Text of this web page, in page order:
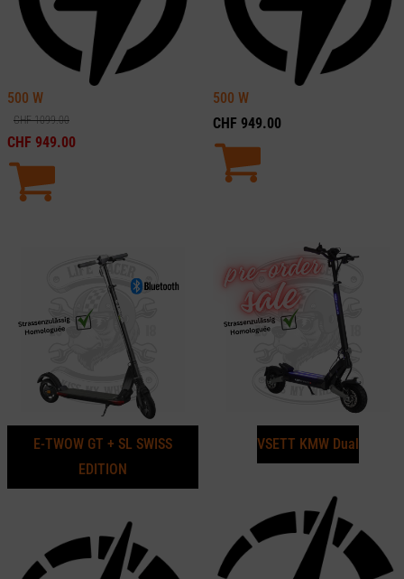
500 W
CHF1099.00
CHF 949.00
500 W
CHF 949.00
E-TWOW GT + SL SWISS
EDITION
VSETT KMW Dual